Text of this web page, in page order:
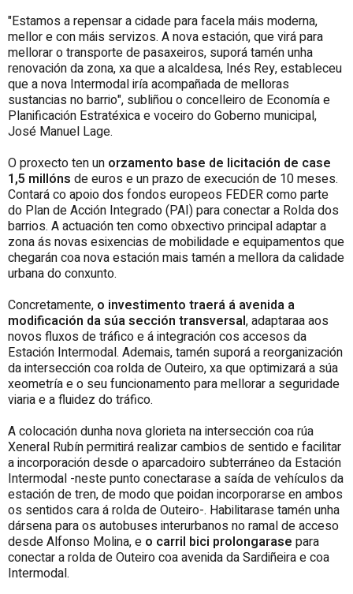
"Estamos a repensar a cidade para facela máis moderna,
mellor e con máis servizos. A nova estación, que virá para
mellorar o transporte de pasaxeiros, suporá tamén unha
renovación da zona, xa que a alcaldesa, Inés Rey, estableceu
que a nova Intermodal iría acompañada de melloras
sustancias no barrio", subliñou o concelleiro de Economía e
Planificación Estratéxica e voceiro do Goberno municipal,
José Manuel Lage.
O proxecto ten un orzamento base de licitación de case
1,5 millóns de euros e un prazo de execución de 10 meses.
Contará co apoio dos fondos europeos FEDER como parte
do Plan de Acción Integrado (PAI) para conectar a Rolda dos
barrios. A actuación ten como obxectivo principal adaptar a
zona ás novas esixencias de mobilidade e equipamentos que
chegarán coa nova estación mais tamén a mellora da calidade
urbana do conxunto.
Concretamente, o investimento traerá á avenida a
modificación da súa sección transversal, adaptaraa aos
novos fluxos de tráfico e á integración cos accesos da
Estación Intermodal. Ademais, tamén suporá a reorganización
da intersección coa rolda de Outeiro, xa que optimizará a súa
xeometría e o seu funcionamento para mellorar a seguridade
viaria e a fluidez do tráfico.
A colocación dunha nova glorieta na intersección coa rúa
Xeneral Rubín permitirá realizar cambios de sentido e facilitar
a incorporación desde o aparcadoiro subterráneo da Estación
Intermodal -neste punto conectarase a saída de vehículos da
estación de tren, de modo que poidan incorporarse en ambos
os sentidos cara á rolda de Outeiro-. Habilitarase tamén unha
dársena para os autobuses interurbanos no ramal de acceso
desde Alfonso Molina, e o carril bici prolongarase para
conectar a rolda de Outeiro coa avenida da Sardiñeira e coa
Intermodal.